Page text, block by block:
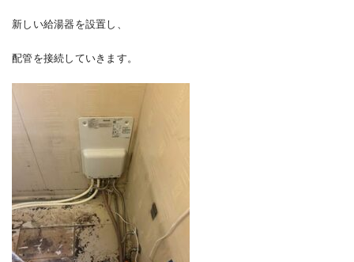
新しい給湯器を設置し、
配管を接続していきます。